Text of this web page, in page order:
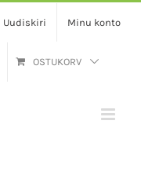
Uudiskiri Minu konto
OSTUKORV